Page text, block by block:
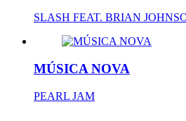
SLASH FEAT. BRIAN
MÚSICA NOVA
PEARL JAM